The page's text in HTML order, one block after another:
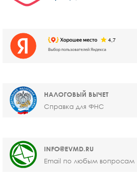
НАЛОГОВЫЙ ВЫЧЕТ
Справка для ФНС
INFO@EVMD.RU
Email по любым вопросам